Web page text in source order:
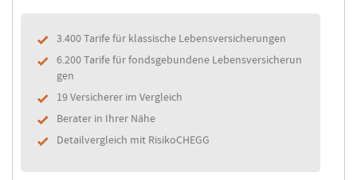
3.400 Tarife für klassische Lebensversicherungen
6.200 Tarife für fondsgebundene Lebensversicherun
gen
19 Versicherer im Vergleich
Berater in Ihrer Nähe
Detailvergleich mit RisikoCHEGG